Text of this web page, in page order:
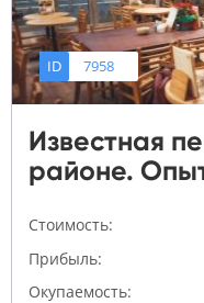
ID 7958
Известная
районе.
Стоимость:
Прибыль:
Окупаемость: